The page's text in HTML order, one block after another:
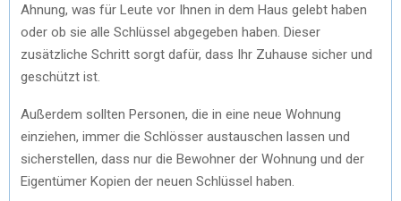
Ahnung, was für Leute vor Ihnen in dem Haus gelebt haben
oder ob sie alle Schlüssel abgegeben haben. Dieser
zusätzliche Schritt sorgt dafür, dass Ihr Zuhause sicher und
geschützt ist.
Außerdem sollten Personen, die in eine neue Wohnung
einziehen, immer die Schlösser austauschen lassen und
sicherstellen, dass nur die Bewohner der Wohnung und der
Eigentümer Kopien der neuen Schlüssel haben.